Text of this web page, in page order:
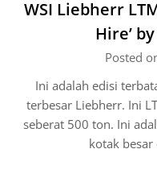
WSI Liebherr
Hire’
Posted
Ini adalah edisi
terbesar Liebherr. Ini
seberat 500 ton. Ini
kotak